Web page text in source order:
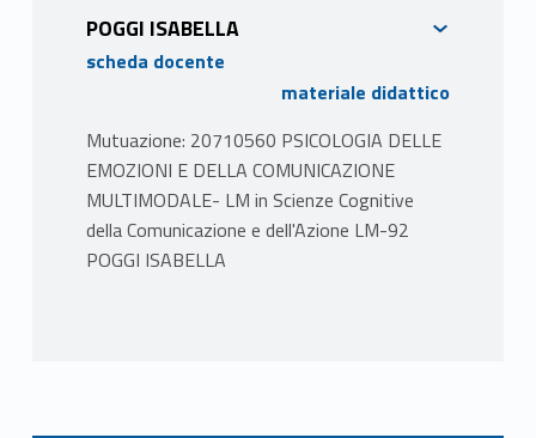
POGGI ISABELLA
scheda docente
materiale didattico
Mutuazione: 20710560 PSICOLOGIA DELLE
EMOZIONI E DELLA COMUNICAZIONE
MULTIMODALE- LM in Scienze Cognitive
della Comunicazione e dell'Azione LM-92
POGGI ISABELLA